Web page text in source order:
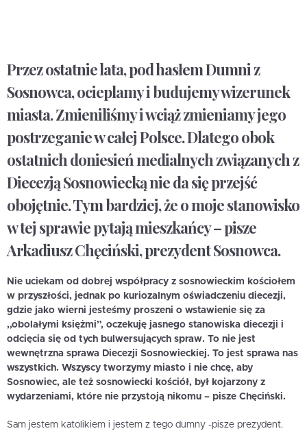
Przez ostatnie lata, pod hasłem Dumni z
Sosnowca, ocieplamy i budujemy wizerunek
miasta. Zmieniliśmy i wciąż zmieniamy jego
postrzeganie w całej Polsce. Dlatego obok
ostatnich doniesień medialnych związanych z
Diecezją Sosnowiecką nie da się przejść
obojętnie. Tym bardziej, że o moje stanowisko
w tej sprawie pytają mieszkańcy – pisze
Arkadiusz Chęciński, prezydent Sosnowca.
Nie uciekam od dobrej współpracy z sosnowieckim kościołem
w przyszłości, jednak po kuriozalnym oświadczeniu diecezji,
gdzie jako wierni jesteśmy proszeni o wstawienie się za
,,obolałymi księżmi”, oczekuję jasnego stanowiska diecezji i
odcięcia się od tych bulwersujących spraw. To nie jest
wewnętrzna sprawa Diecezji Sosnowieckiej. To jest sprawa nas
wszystkich. Wszyscy tworzymy miasto i nie chcę, aby
Sosnowiec, ale też sosnowiecki kościół, był kojarzony z
wydarzeniami, które nie przystoją nikomu – pisze Chęciński.
Sam jestem katolikiem i jestem z tego dumny -pisze prezydent.